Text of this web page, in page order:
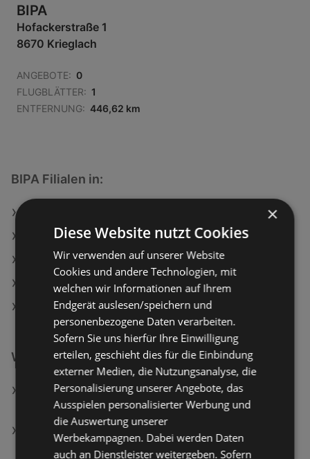
BIPA
Hofackerstraße 1
8670 Krieglach
ANGEBOTE: 0
FLUGBLÄTTER: 1
ENTFERNUNG: 446,62 km
BIPA Filialen in:
BIPA in Traismauer
BIPA in Schwertberg
BIPA in Sankt Michael im Lungau
BIPA in Aspangberg-Sankt Peter
Weiterführende Links
MAYBELLINE NEW YORK Lippenstift Serum 108 Fit
Check
MAYBELLINE NEW YORK Lippenstift Serum 105
Speed Walk
×
Diese Website nutzt Cookies
Wir verwenden auf unserer Website
Cookies und andere Technologien, mit
welchen wir Informationen auf Ihrem
Endgerät auslesen/speichern und
personenbezogene Daten verarbeiten.
Sofern Sie uns hierfür Ihre Einwilligung
erteilen, geschieht dies für die Einbindung
externer Medien, die Nutzungsanalyse, die
Personalisierung unserer Angebote, das
Ausspielen personalisierter Werbung und
die Auswertung unserer
Werbekampagnen. Dabei werden Daten
auch an Dienstleister weitergeben. Sofern